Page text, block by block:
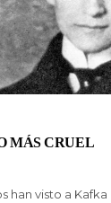
MÁS CRUEL
han visto a